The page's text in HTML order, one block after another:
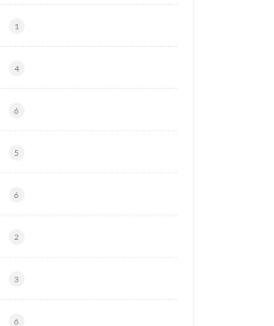
1
4
6
5
6
2
3
6